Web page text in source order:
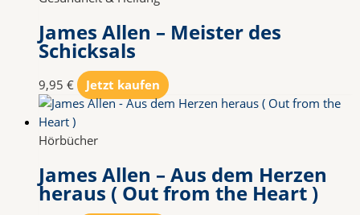
James Allen – Meister des
Schicksals
9,95 € Jetzt kaufen
Hörbücher
James Allen – Aus dem Herzen
heraus ( Out from the Heart )